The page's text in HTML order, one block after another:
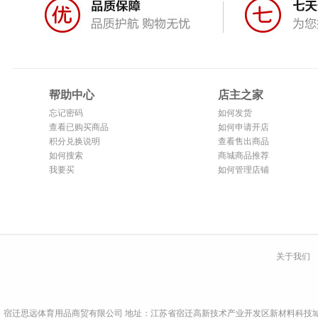
帮助中心
忘记密码
查看已购买商品
积分兑换说明
如何搜索
我要买
店主之家
如何发货
如何申请开店
查看售出商品
商城商品推荐
如何管理店铺
关于我们
宿迁思远体育用品商贸有限公司 地址：江苏省宿迁高新技术产业开发区新材料科